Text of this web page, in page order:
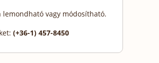
vagy módosítható.
(+36-1) 457-8450